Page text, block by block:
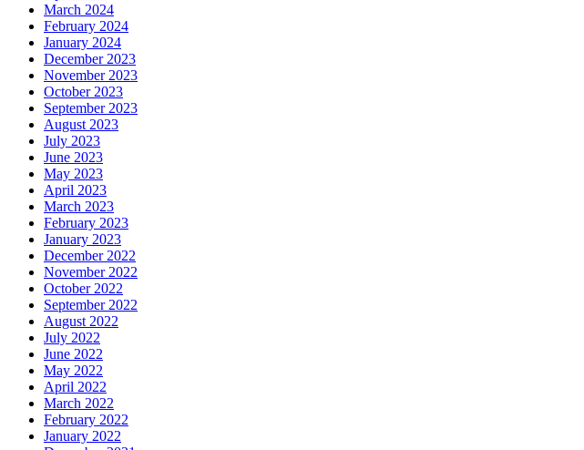
March 2024
February 2024
January 2024
December 2023
November 2023
October 2023
September 2023
August 2023
July 2023
June 2023
May 2023
April 2023
March 2023
February 2023
January 2023
December 2022
November 2022
October 2022
September 2022
August 2022
July 2022
June 2022
May 2022
April 2022
March 2022
February 2022
January 2022